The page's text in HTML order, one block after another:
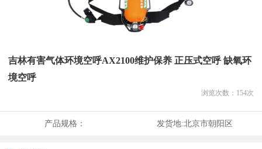
吉林有害气体环境空呼AX2100维护保养 正压式空呼 缺氧环
境空呼
浏览次数： 154次
产品规格： 发货地:北京市朝阳区